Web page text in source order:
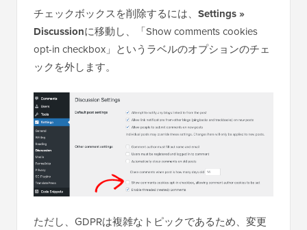
チェックボックスを削除するには、 Settings »
Discussionに移動し、「Show comments cookies
opt-in checkbox」というラベルのオプションのチェ
ックを外します。
ただし、GDPRは複雑なトピックであるため、変更